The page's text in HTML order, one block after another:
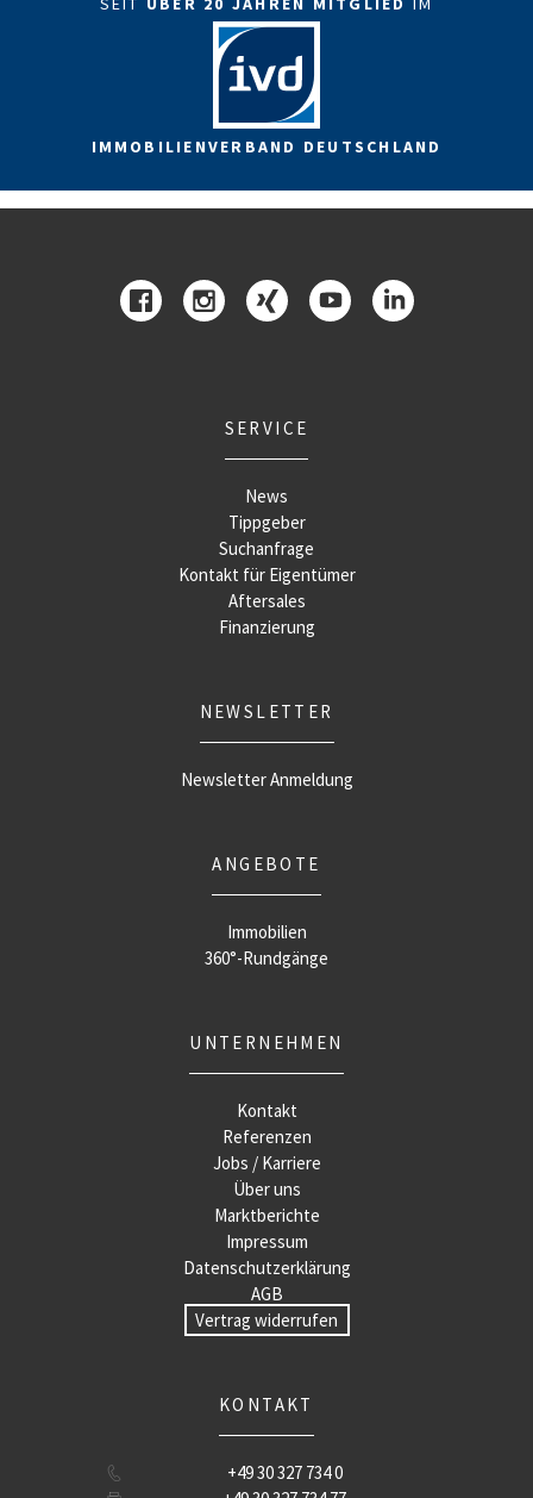
IMMOBILIENVERBAND DEUTSCHLAND
SERVICE
News
Tippgeber
Suchanfrage
Kontakt für Eigentümer
Aftersales
Finanzierung
NEWSLETTER
Newsletter Anmeldung
ANGEBOTE
Immobilien
360°-Rundgänge
UNTERNEHMEN
Kontakt
Referenzen
Jobs / Karriere
Über uns
Marktberichte
Impressum
Datenschutzerklärung
AGB
Vertrag widerrufen
KONTAKT
+49 30 327 734 0